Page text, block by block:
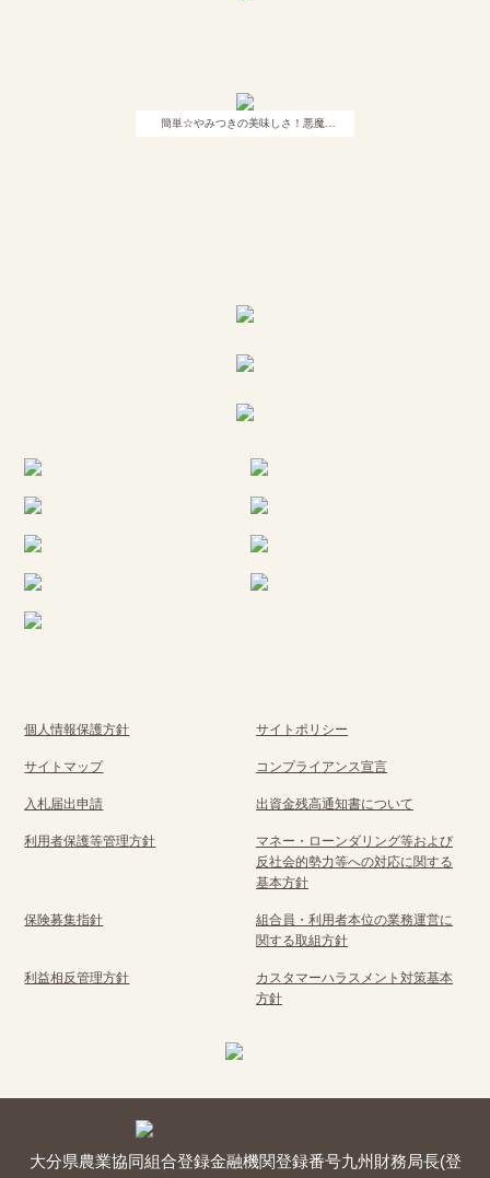
簡単☆やみつきの美味しさ！悪魔…
個人情報保護方針 サイトポリシー
サイトマップ コンプライアンス宣言
入札届出申請 出資金残高通知書について
利用者保護等管理方針
マネー・ローンダリング等および
反社会的勢力等への対応に関する
基本方針
保険募集指針
組合員・利用者本位の業務運営に
関する取組方針
利益相反管理方針
カスタマーハラスメント対策基本
方針
大分県農業協同組合登録金融機関登録番号九州財務局長(登